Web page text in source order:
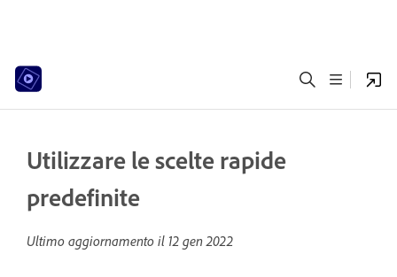
Utilizzare le scelte rapide
predefinite
Ultimo aggiornamento il 12 gen 2022